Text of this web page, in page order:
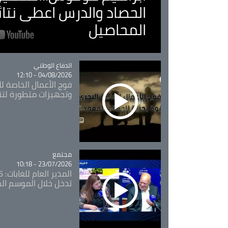
الحصاد والدرس اعطى
المحاصيل
Catégorie
الدفاع الوطني
04/08/2026 - 12:10
فوج الأعمال الخاصة
وتجهيزات متطورة
Catégorie
مجتمع
23/07/2026 - 10:18
تدخل خلال الموسم